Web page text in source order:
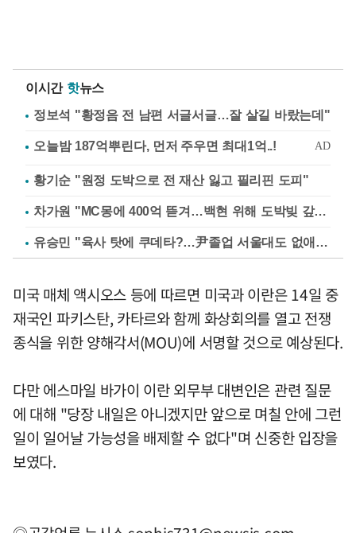
이시간 핫뉴스
정보석 "황정음 전 남편 서글서글…잘 살길 바랐는데"
황기순 "원정 도박으로 전 재산 잃고 필리핀 도피"
차가원 "MC몽에 400억 뜯겨…백현 위해 도박빚 갚아줘"
유승민 "육사 탓에 쿠데타?…尹졸업 서울대도 없애나"
미국 매체 액시오스 등에 따르면 미국과 이란은 14일 중
재국인 파키스탄, 카타르와 함께 화상회의를 열고 전쟁
종식을 위한 양해각서(MOU)에 서명할 것으로 예상된다.
다만 에스마일 바가이 이란 외무부 대변인은 관련 질문
에 대해 "당장 내일은 아니겠지만 앞으로 며칠 안에 그런
일이 일어날 가능성을 배제할 수 없다"며 신중한 입장을
보였다.